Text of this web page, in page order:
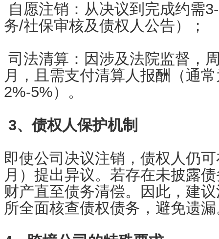
自愿注销：从决议到完成约需
务/社保审核及债权人公告）；
司法清算：因涉及法院监督，
月，且需支付清算人报酬（通
2%-5%）。
3、债权人保护机制
即使公司决议注销，债权人仍
月）提出异议。若存在未披露
财产直至债务清偿。因此，建
所全面核查债权债务，避免遗